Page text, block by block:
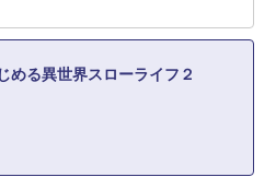
める異世界スローライフ２